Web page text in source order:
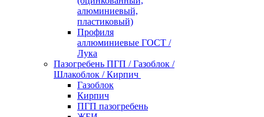
алюминиевый,
пластиковый)
Профиля
аллюминиевые ГОСТ /
Лука
Пазогребень ПГП / Газоблок /
Шлакоблок / Кирпич
Газоблок
Кирпич
ПГП пазогребень